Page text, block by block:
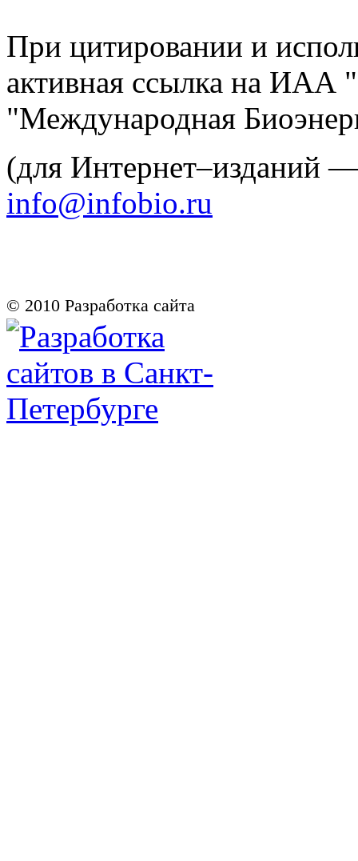
При цитировании и
активная ссылка на
"Международная
(для Интернет–изданий
info@infobio.ru
© 2010 Разработка сайта